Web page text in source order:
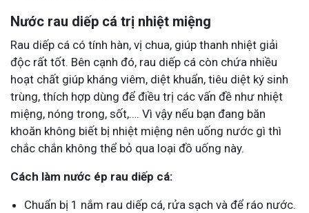
Nước rau diếp cá trị nhiệt miệng
Rau diếp cá có tính hàn, vị chua, giúp thanh nhiệt giải
độc rất tốt. Bên cạnh đó, rau diếp cá còn chứa nhiều
hoạt chất giúp kháng viêm, diệt khuẩn, tiêu diệt ký sinh
trùng, thích hợp dùng để điều trị các vấn đề như nhiệt
miệng, nóng trong, sốt,…. Vì vậy nếu bạn đang băn
khoăn không biết bị nhiệt miệng nên uống nước gì thì
chắc chắn không thể bỏ qua loại đồ uống này.
Cách làm nước ép rau diếp cá:
Chuẩn bị 1 nắm rau diếp cá, rửa sạch và để ráo nước.